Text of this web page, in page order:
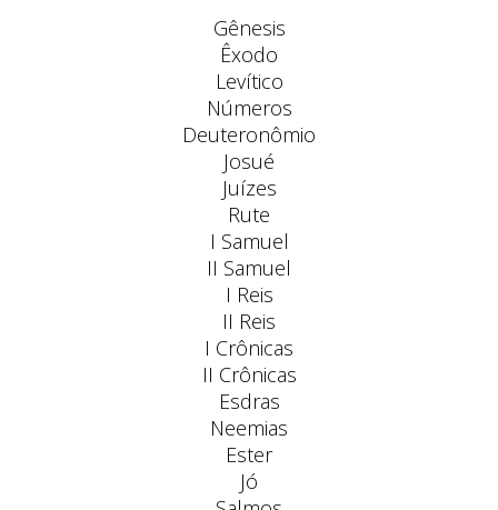
Gênesis
Êxodo
Levítico
Números
Deuteronômio
Josué
Juízes
Rute
I Samuel
II Samuel
I Reis
II Reis
I Crônicas
II Crônicas
Esdras
Neemias
Ester
Jó